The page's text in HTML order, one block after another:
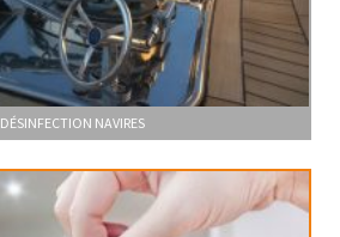
DÉSINFECTION NAVIRES